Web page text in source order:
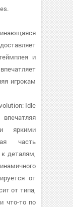
и
игрокам
Idle
яркими
часть
деталям,
от
от типа,
что-то по